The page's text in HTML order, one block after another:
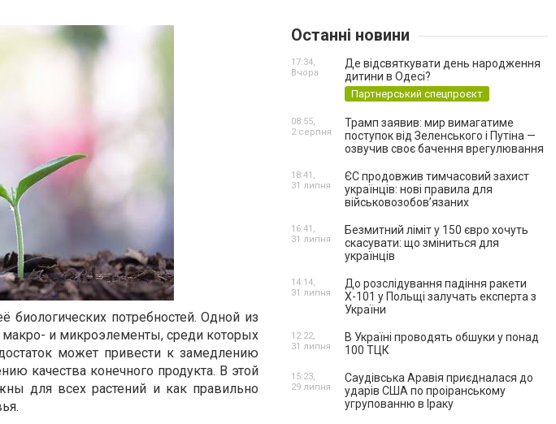
биологических потребностей. Одной из
и микроэлементы, среди которых
может привести к замедлению
качества конечного продукта. В этой
для всех растений и как правильно
Останні новини
Де відсвяткувати день народження
дитини в Одесі?
Партнерський спецпроєкт
17:34,
Вчора
Трамп заявив: мир вимагатиме
поступок від Зеленського і Путіна —
озвучив своє бачення врегулювання
08:55,
2 серпня
ЄС продовжив тимчасовий захист
українців: нові правила для
військовозобов’язаних
18:41,
31 липня
Безмитний ліміт у 150 євро хочуть
скасувати: що зміниться для
українців
16:41,
31 липня
До розслідування падіння ракети
Х-101 у Польщі залучать експерта з
України
14:14,
31 липня
В Україні проводять обшуки у понад
100 ТЦК
12:22,
31 липня
Саудівська Аравія приєдналася до
ударів США по проіранському
угрупованню в Іраку
15:23,
29 липня